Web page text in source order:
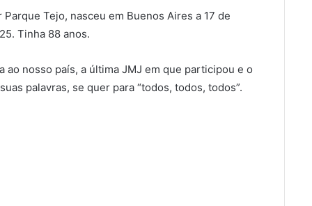
Tejo, nasceu em Buenos Aires a 17 de
Tinha 88 anos.
nosso país, a última JMJ em que participou e o
palavras, se quer para “todos, todos, todos”.